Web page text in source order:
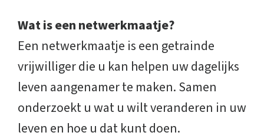
Wat is een netwerkmaatje?
Een netwerkmaatje is een getrainde
vrijwilliger die u kan helpen uw dagelijks
leven aangenamer te maken. Samen
onderzoekt u wat u wilt veranderen in uw
leven en hoe u dat kunt doen.